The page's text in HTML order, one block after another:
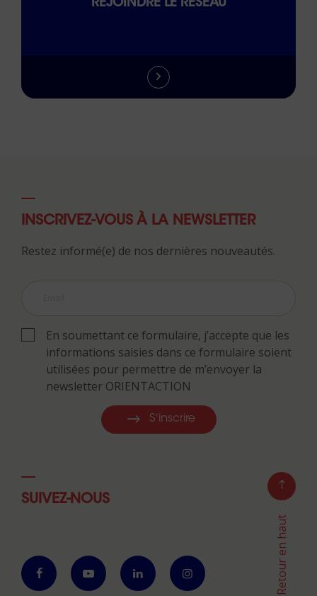
REJOINDRE LE RÉSEAU
INSCRIVEZ-VOUS À LA NEWSLETTER
Restez informé(e) de nos dernières nouveautés.
En soumettant ce formulaire, j’accepte que les
informations saisies dans ce formulaire soient
utilisées pour permettre de m’envoyer la
newsletter ORIENTACTION
S'inscrire
SUIVEZ-NOUS
Retour en haut